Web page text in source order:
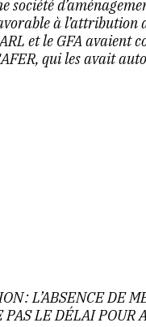
société
à l’attribution
et le GFA avaient
qui les avait
: L’ABSENCE DE
PAS LE DÉLAI POUR